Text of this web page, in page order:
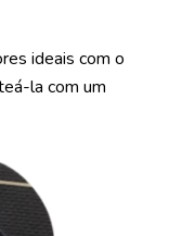
ideais com o
la com um